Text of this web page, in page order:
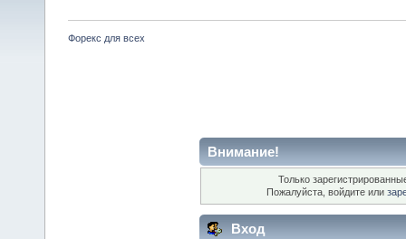
Форекс для всех
Внимание!
Только
Пожалуйста, войдите или
Вход